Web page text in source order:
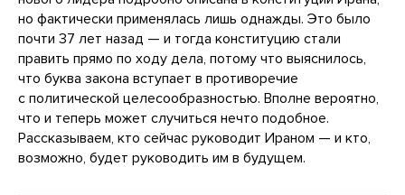
но фактически применялась лишь однажды. Это было
почти 37 лет назад — и тогда конституцию стали
править прямо по ходу дела, потому что выяснилось,
что буква закона вступает в противоречие
с политической целесообразностью. Вполне вероятно,
что и теперь может случиться нечто подобное.
Рассказываем, кто сейчас руководит Ираном — и кто,
возможно, будет руководить им в будущем.